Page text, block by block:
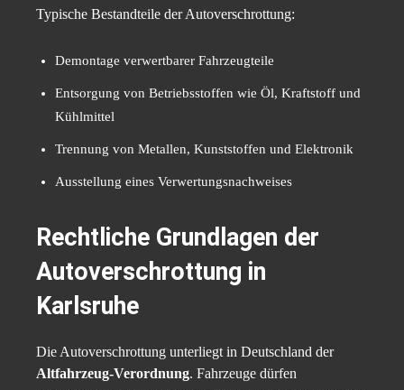
Typische Bestandteile der Autoverschrottung:
Demontage verwertbarer Fahrzeugteile
Entsorgung von Betriebsstoffen wie Öl, Kraftstoff und
Kühlmittel
Trennung von Metallen, Kunststoffen und Elektronik
Ausstellung eines Verwertungsnachweises
Rechtliche Grundlagen der
Autoverschrottung in
Karlsruhe
Die Autoverschrottung unterliegt in Deutschland der
Altfahrzeug-Verordnung. Fahrzeuge dürfen